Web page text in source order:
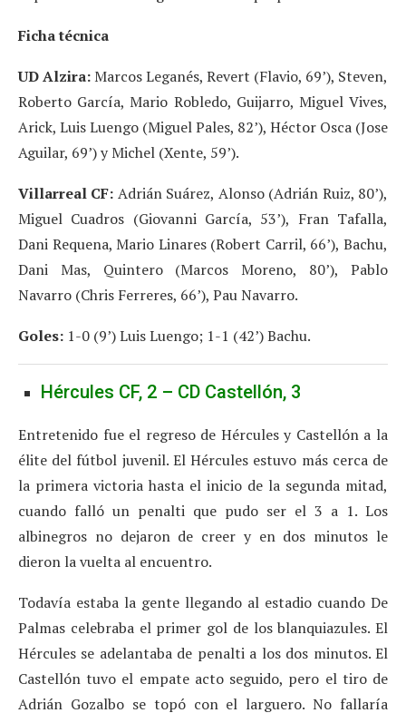
Ficha técnica
UD Alzira:Marcos Leganés, Revert (Flavio, 69’), Steven,
Roberto García, Mario Robledo, Guijarro, Miguel Vives,
Arick, Luis Luengo (Miguel Pales, 82’), Héctor Osca (Jose
Aguilar, 69’) y Michel (Xente, 59’).
Villarreal CF: Adrián Suárez, Alonso (Adrián Ruiz, 80’),
Miguel Cuadros (Giovanni García, 53’), Fran Tafalla,
Dani Requena, Mario Linares (Robert Carril, 66’), Bachu,
Dani Mas, Quintero (Marcos Moreno, 80’), Pablo
Navarro (Chris Ferreres, 66’), Pau Navarro.
Goles: 1-0 (9’) Luis Luengo; 1-1 (42’) Bachu.
Hércules CF, 2 – CD Castellón, 3
Entretenido fue el regreso de Hércules y Castellón a la
élite del fútbol juvenil. El Hércules estuvo más cerca de
la primera victoria hasta el inicio de la segunda mitad,
cuando falló un penalti que pudo ser el 3 a 1. Los
albinegros no dejaron de creer y en dos minutos le
dieron la vuelta al encuentro.
Todavía estaba la gente llegando al estadio cuando De
Palmas celebraba el primer gol de los blanquiazules. El
Hércules se adelantaba de penalti a los dos minutos. El
Castellón tuvo el empate acto seguido, pero el tiro de
Adrián Gozalbo se topó con el larguero. No fallaría